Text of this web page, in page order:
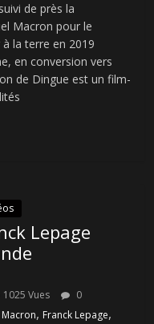
de près la
Macron pour le
la terre en 2019
en conversion vers
de Dingue est un film-
Lepage
1025 Vues
0
, Franck Lepage,